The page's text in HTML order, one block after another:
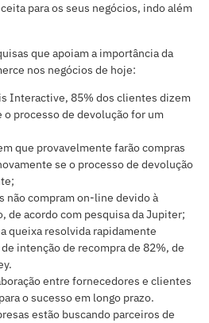
para os seus negócios, indo além
que apoiam a importância da
nos negócios de hoje:
Interactive, 85% dos clientes dizem
o processo de devolução for um
que provavelmente farão compras
se o processo de devolução
não compram on-line devido à
de acordo com pesquisa da Jupiter;
queixa resolvida rapidamente
intenção de recompra de 82%, de
entre fornecedores e clientes
o sucesso em longo prazo.
estão buscando parceiros de